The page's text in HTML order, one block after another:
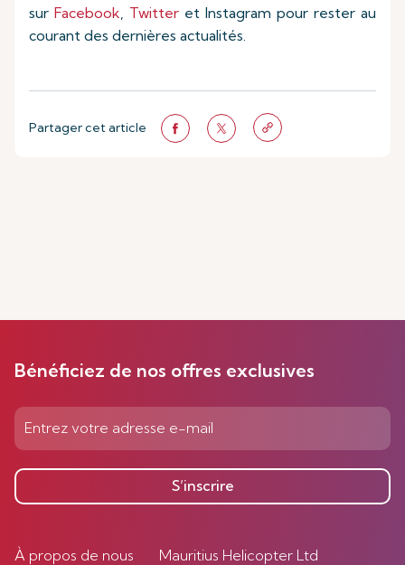
sur Facebook, Twitter et Instagram pour rester au
courant des dernières actualités.
Partager cet article
Bénéficiez de nos offres exclusives
S’inscrire
À propos de nous
Mauritius Helicopter Ltd